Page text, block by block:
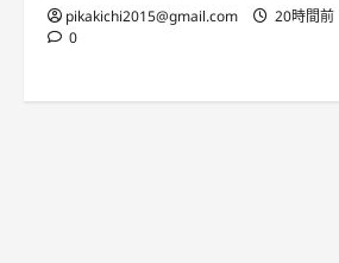
pikakichi2015@gmail.com
20時間前
0